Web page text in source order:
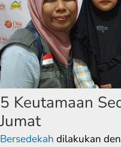
5 Keutamaan
Jumat
Bersedekah dilakukan